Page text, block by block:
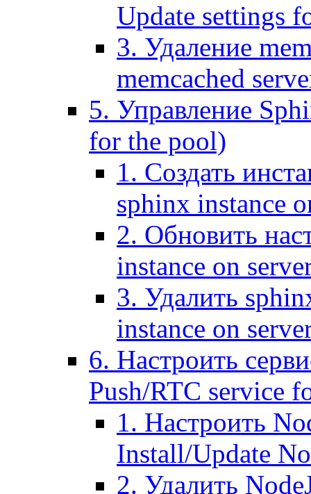
Update settings
3. Удаление
memcached
5. Управление
for the pool)
1. Создать
sphinx instance
2. Обновить
instance on
3. Удалить
instance on
6. Настроить
Push/RTC service
1. Настроить
Install/Update
2. Удалить